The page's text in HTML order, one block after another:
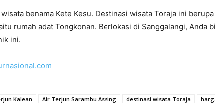
benama Kete Kesu. Destinasi wisata Toraja ini
rumah adat Tongkonan. Berlokasi di Sanggalangi, Anda
ini.
Kalean Air Terjun Sarambu Assing destinasi wisata Toraja